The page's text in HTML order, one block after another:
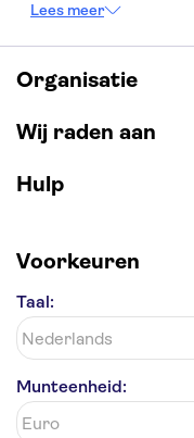
Tower of London
Moulin Rouge
Edinburgh Castle
Alhambra
Lees meer
Organisatie
Wij raden aan
Hulp
Voorkeuren
Taal:
Munteenheid: